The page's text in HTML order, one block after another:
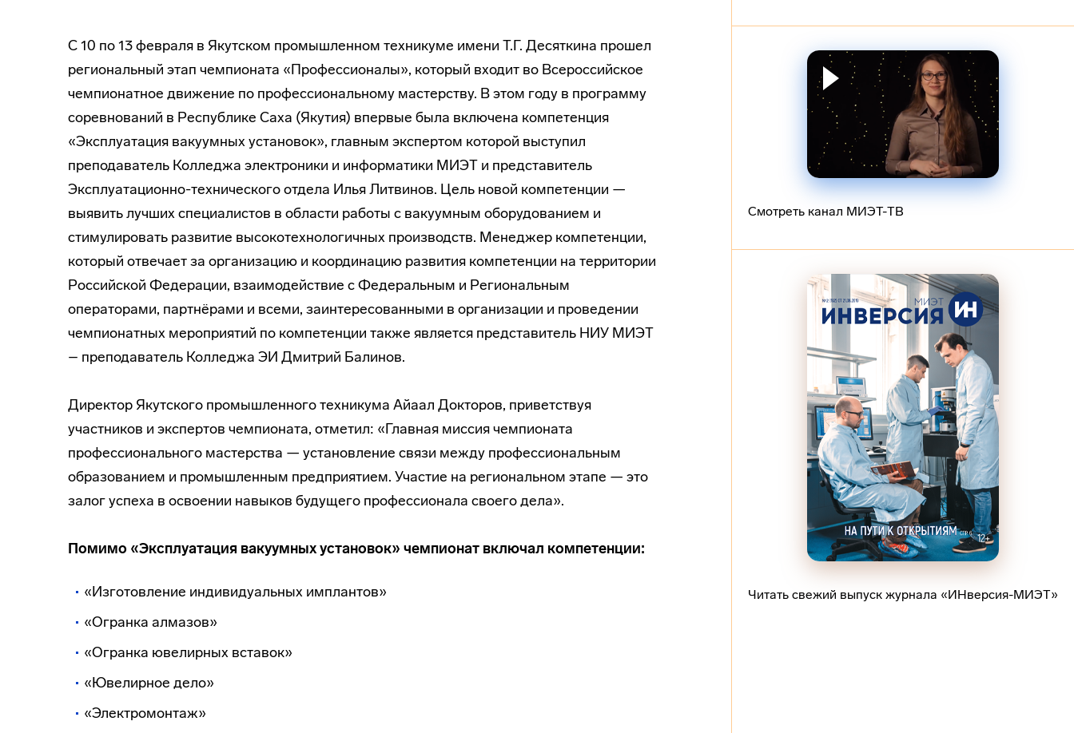
С 10 по 13 февраля в Якутском промышленном техникуме имени Т.Г. Десяткина прошел
региональный этап чемпионата «Профессионалы», который входит во Всероссийское
чемпионатное движение по профессиональному мастерству. В этом году в программу
соревнований в Республике Саха (Якутия) впервые была включена компетенция
«Эксплуатация вакуумных установок», главным экспертом которой выступил
преподаватель Колледжа электроники и информатики МИЭТ и представитель
Эксплуатационно-технического отдела Илья Литвинов. Цель новой компетенции —
выявить лучших специалистов в области работы с вакуумным оборудованием и
стимулировать развитие высокотехнологичных производств. Менеджер компетенции,
который отвечает за организацию и координацию развития компетенции на территории
Российской Федерации, взаимодействие с Федеральным и Региональным
операторами, партнёрами и всеми, заинтересованными в организации и проведении
чемпионатных мероприятий по компетенции также является представитель НИУ МИЭТ
– преподаватель Колледжа ЭИ Дмитрий Балинов.
Директор Якутского промышленного техникума Айаал Докторов, приветствуя
участников и экспертов чемпионата, отметил: «Главная миссия чемпионата
профессионального мастерства — установление связи между профессиональным
образованием и промышленным предприятием. Участие на региональном этапе — это
залог успеха в освоении навыков будущего профессионала своего дела».
Помимо «Эксплуатация вакуумных установок» чемпионат включал компетенции:
«Изготовление индивидуальных имплантов»
«Огранка алмазов»
«Огранка ювелирных вставок»
«Ювелирное дело»
«Электромонтаж»
Смотреть канал МИЭТ-ТВ
Читать свежий выпуск журнала «ИНверсия-МИЭТ»